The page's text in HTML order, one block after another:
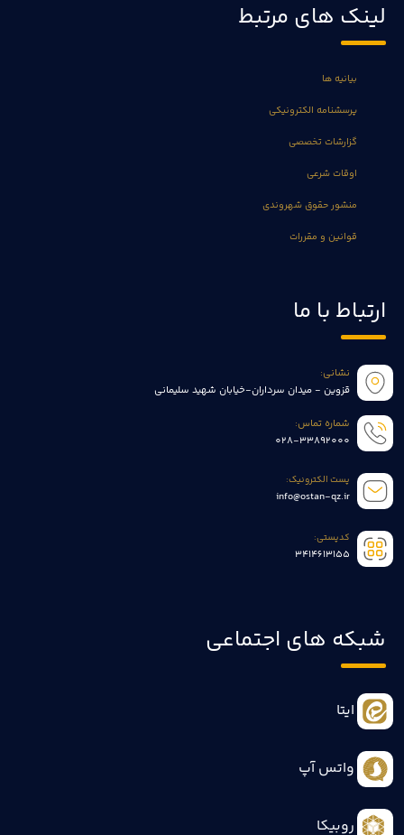
لینک های مرتبط
بیانیه ها
پرسشنامه الکترونیکی
گزارشات تخصصی
اوقات شرعی
منشور حقوق شهروندی
قوانین و مقررات
ارتباط با ما
نشانی:
قزوین - میدان سرداران-خیابان شهید سلیمانی
شماره تماس:
028-33892000
پست الکترونیک:
info@ostan-qz.ir
کدپستی:
3414613155
شبکه های اجتماعی
ایتا
واتس آپ
روبیکا